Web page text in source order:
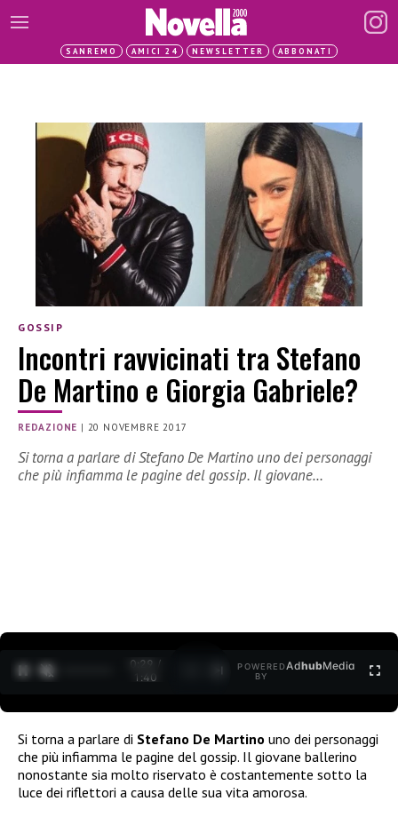
SANREMO AMICI 24 NEWSLETTER ABBONATI
GOSSIP
Incontri ravvicinati tra Stefano
De Martino e Giorgia Gabriele?
REDAZIONE | 20 NOVEMBRE 2017
Si torna a parlare di Stefano De Martino uno dei personaggi
che più infiamma le pagine del gossip. Il giovane…
0:30 /
1:40
POWERED
BY
AdhubMedia
Si torna a parlare di Stefano De Martino uno dei personaggi
che più infiamma le pagine del gossip. Il giovane ballerino
nonostante sia molto riservato è costantemente sotto la
luce dei riflettori a causa delle sua vita amorosa.